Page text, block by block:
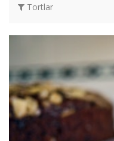
Tortlar